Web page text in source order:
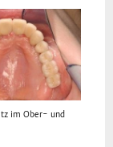
im Ober- und